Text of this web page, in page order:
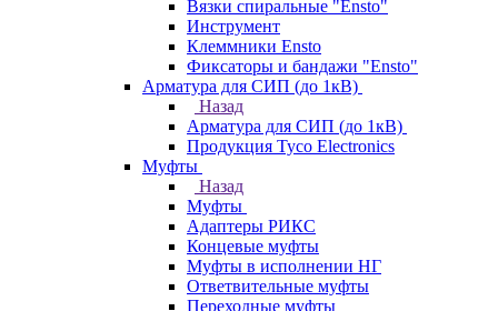
Вязки спиральные "Ensto"
Инструмент
Клеммники Ensto
Фиксаторы и бандажи "Ensto"
Арматура для СИП (до 1кВ)
Назад
Арматура для СИП (до 1кВ)
Продукция Tyco Electronics
Муфты
Назад
Муфты
Адаптеры РИКС
Концевые муфты
Муфты в исполнении НГ
Ответвительные муфты
Переходные муфты